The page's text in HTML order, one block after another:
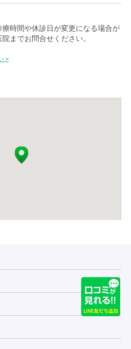
時間や休診日が変更になる場合が
までお問合せください。
>